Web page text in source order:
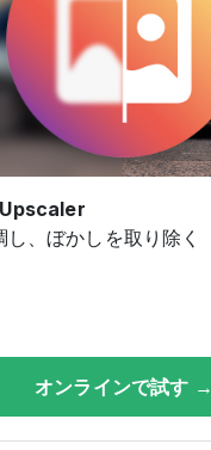
、ぼかしを取り除く
オンラインで試す →